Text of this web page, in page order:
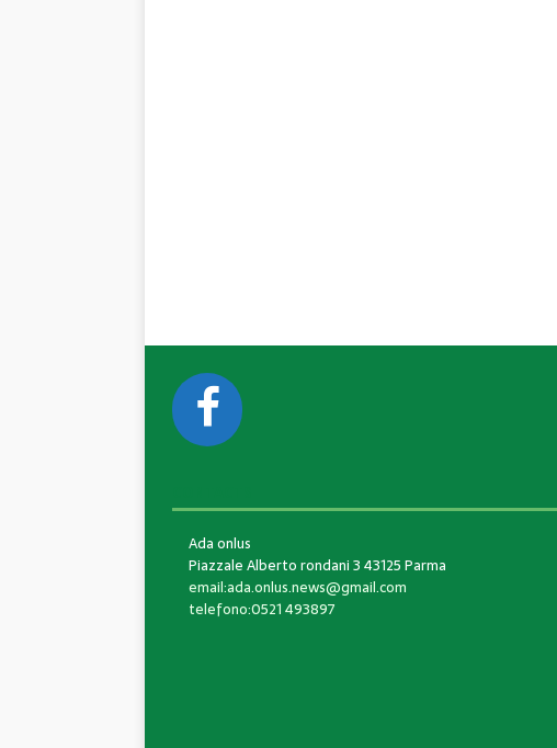
Ada onlus
Piazzale Alberto rondani 3 43125 Parma
email:ada.onlus.news@gmail.com
telefono:0521 493897